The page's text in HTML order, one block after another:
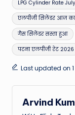
LPG Cylinder Rate July
एलपीजी सिलेंडर आज
गैस सिलेंडर सस्ता हुआ
पटना एलपीजी रेट 2026
Last updated on
Arvind